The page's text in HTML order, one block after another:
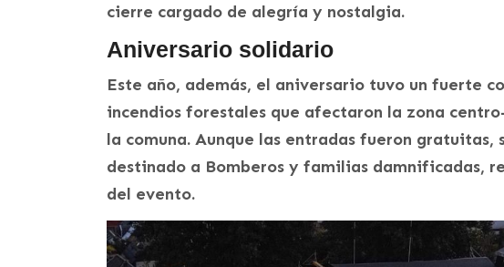
cierre cargado de alegría y nostalgia.
Aniversario solidario
Este año, además, el aniversario tuvo un fuerte
incendios forestales que afectaron la zona
la comuna. Aunque las entradas fueron
destinado a Bomberos y familias damnificadas,
del evento.